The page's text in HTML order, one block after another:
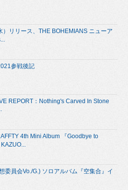
）リリース、THE BOHEMIANS ニューア
参戦後記
REPORT：Nothing's Carved In Stone
4th Mini Album 『Goodbye to
委員会Vo./G.) ソロアルバム『空集合』イ